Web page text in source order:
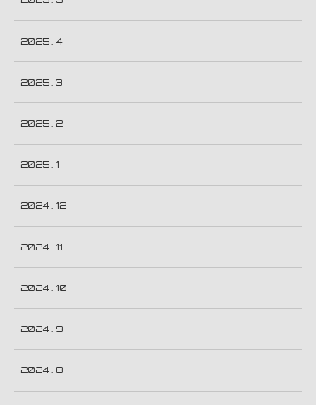
2025 . 4
2025 . 3
2025 . 2
2025 . 1
2024 . 12
2024 . 11
2024 . 10
2024 . 9
2024 . 8